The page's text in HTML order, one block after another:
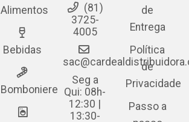
Alimentos
Bebidas
Bomboniere
(81)
3725-
4005
Seg a
Qui: 08h-
12:30 |
13:30-
de
Entrega
Política
de
Privacidade
Passo a